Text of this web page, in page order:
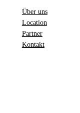
Über uns
Location
Partner
Kontakt